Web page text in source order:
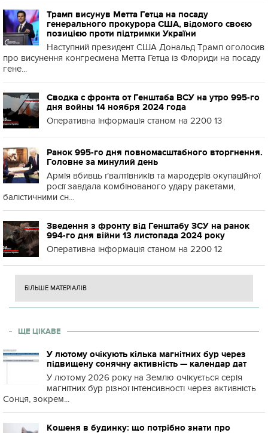
Трамп висунув Метта Гетца на посаду
генерального прокурора США, відомого своєю
позицією проти підтримки України
Наступний президент США Дональд Трамп оголосив
про висунення конгресмена Метта Гетца із Флориди на посаду
гене...
Сводка с фронта от Генштаба ВСУ на утро 995-го
дня войны 14 ноября 2024 года
Оперативна інформація станом на 2200 13
Ранок 995-го дня повномасштабного вторгнення.
Головне за минулий день
Армія вбивць ґвалтівників та мародерів окупаційної
росії завдала комбінованого удару ракетами,
балістичними сн...
Зведення з фронту від Генштабу ЗСУ на ранок
994-го дня війни 13 листопада 2024 року
Оперативна інформація станом на 2200 12
БІЛЬШЕ МАТЕРІАЛІВ
ЩЕ ЦІКАВЕ
У лютому очікують кілька магнітних бур через
підвищену сонячну активність — календар дат
У лютому 2026 року на Землю очікується серія
магнітних бур різної інтенсивності через активність
Сонця, зокрем...
Кошеня в будинку: що потрібно знати про